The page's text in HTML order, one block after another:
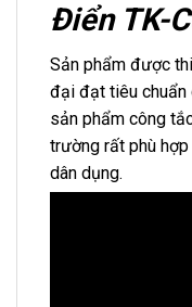
Điển TK-
Sản phẩm được
đại đạt tiêu chuẩn
sản phẩm công
trường rất phù
dân dụng.